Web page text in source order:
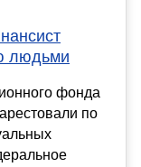
людьми
фонда
по